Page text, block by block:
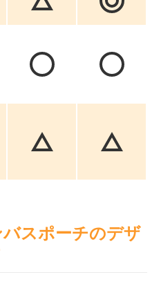
スポーチのデザ